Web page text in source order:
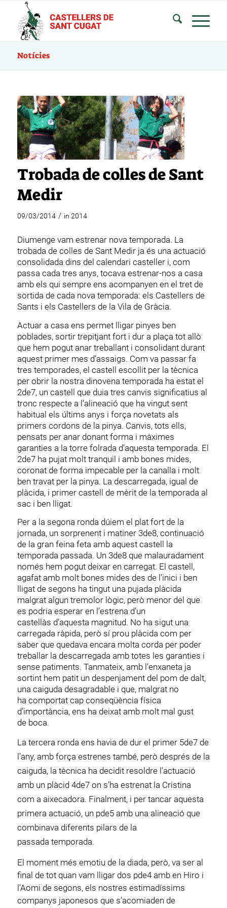
Notícies
Trobada de colles de Sant
Medir
09/03/2014 / in 2014
Diumenge vam estrenar nova temporada. La
trobada de colles de Sant Medir ja és una actuació
consolidada dins del calendari casteller i, com
passa cada tres anys, tocava estrenar-nos a casa
amb els qui sempre ens acompanyen en el tret de
sortida de cada nova temporada: els Castellers de
Sants i els Castellers de la Vila de Gràcia.
Actuar a casa ens permet lligar pinyes ben
poblades, sortir trepitjant fort i dur a plaça tot allò
que hem pogut anar treballant i consolidant durant
aquest primer mes d’assaigs. Com va passar fa
tres temporades, el castell escollit per la tècnica
per obrir la nostra dinovena temporada ha estat el
2de7, un castell que duia tres canvis significatius al
tronc respecte a l’alineació que ha vingut sent
habitual els últims anys i força novetats als
primers cordons de la pinya. Canvis, tots ells,
pensats per anar donant forma i màximes
garanties a la torre folrada d’aquesta temporada. El
2de7 ha pujat molt tranquil i amb bones mides,
coronat de forma impecable per la canalla i molt
ben travat per la pinya. La descarregada, igual de
plàcida, i primer castell de mèrit de la temporada al
sac i ben lligat.
Per a la segona ronda dúiem el plat fort de la
jornada, un sorprenent i matiner 3de8, continuació
de la gran feina feta amb aquest castell la
temporada passada. Un 3de8 que malauradament
només hem pogut deixar en carregat. El castell,
agafat amb molt bones mides des de l’inici i ben
lligat de segons ha tingut una pujada plàcida
malgrat algun tremolor lògic, però menor del que
es podria esperar en l’estrena d’un
castellàs d’aquesta magnitud. No ha sigut una
carregada ràpida, però sí prou plàcida com per
saber que quedava encara molta corda per poder
treballar la descarregada amb totes les garanties i
sense patiments. Tanmateix, amb l’enxaneta ja
sortint hem patit un despenjament del pom de dalt,
una caiguda desagradable i que, malgrat no
ha comportat cap conseqüència física
d’importància, ens ha deixat amb molt mal gust
de boca.
La tercera ronda ens havia de dur el primer 5de7 de
l’any, amb força estrenes també, però després de la
caiguda, la tècnica ha decidit resoldre l’actuació
amb un plàcid 4de7 on s’ha estrenat la Cristina
com a aixecadora. Finalment, i per tancar aquesta
primera actuació, un pde5 amb una alineació que
combinava diferents pilars de la
passada temporada.
El moment més emotiu de la diada, però, va ser al
final de tot quan vam lligar dos pde4 amb en Hiro i
l’Aomi de segons, els nostres estimadíssims
companys japonesos que s’acomiaden de